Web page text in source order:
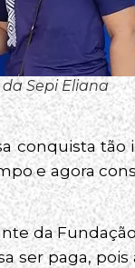
Sepi Eliana
conquista
e agora
da
ser paga,